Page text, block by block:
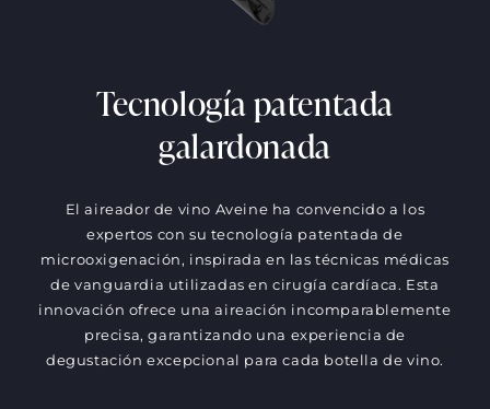
Tecnología patentada
galardonada
El aireador de vino Aveine ha convencido a los
expertos con su tecnología patentada de
microoxigenación, inspirada en las técnicas médicas
de vanguardia utilizadas en cirugía cardíaca. Esta
innovación ofrece una aireación incomparablemente
precisa, garantizando una experiencia de
degustación excepcional para cada botella de vino.